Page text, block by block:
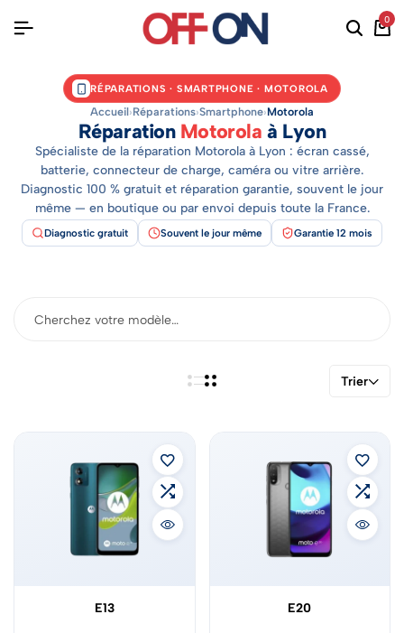
0
RÉPARATIONS · SMARTPHONE · MOTOROLA
Accueil›Réparations›Smartphone›Motorola
Réparation Motorola à Lyon
Spécialiste de la réparation Motorola à Lyon : écran cassé,
batterie, connecteur de charge, caméra ou vitre arrière.
Diagnostic 100 % gratuit et réparation garantie, souvent le jour
même — en boutique ou par envoi depuis toute la France.
Diagnostic gratuit Souvent le jour même Garantie 12 mois
Trier
E13 E20